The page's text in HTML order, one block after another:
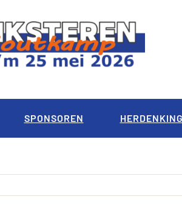
SPONSOREN HERDENKING